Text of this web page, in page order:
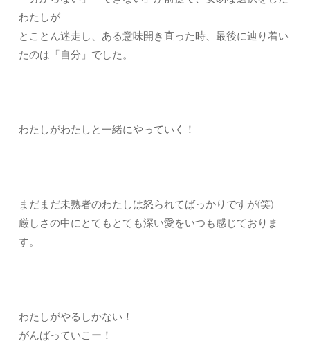
わたしが
とことん迷走し、ある意味開き直った時、最後に辿り着い
たのは「自分」でした。
わたしがわたしと一緒にやっていく！
まだまだ未熟者のわたしは怒られてばっかりですが(笑)
厳しさの中にとてもとても深い愛をいつも感じておりま
す。
わたしがやるしかない！
がんばっていこー！